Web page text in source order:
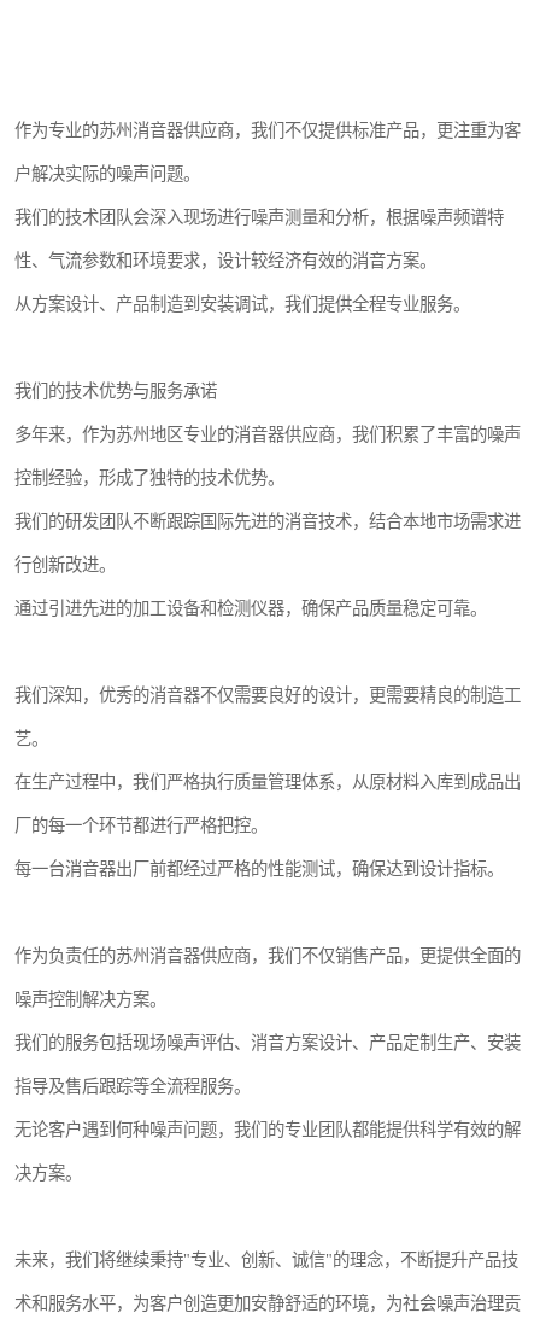
作为专业的苏州消音器供应商，我们不仅提供标准产品，更注重为客
户解决实际的噪声问题。
我们的技术团队会深入现场进行噪声测量和分析，根据噪声频谱特
性、气流参数和环境要求，设计较经济有效的消音方案。
从方案设计、产品制造到安装调试，我们提供全程专业服务。
我们的技术优势与服务承诺
多年来，作为苏州地区专业的消音器供应商，我们积累了丰富的噪声
控制经验，形成了独特的技术优势。
我们的研发团队不断跟踪国际先进的消音技术，结合本地市场需求进
行创新改进。
通过引进先进的加工设备和检测仪器，确保产品质量稳定可靠。
我们深知，优秀的消音器不仅需要良好的设计，更需要精良的制造工
艺。
在生产过程中，我们严格执行质量管理体系，从原材料入库到成品出
厂的每一个环节都进行严格把控。
每一台消音器出厂前都经过严格的性能测试，确保达到设计指标。
作为负责任的苏州消音器供应商，我们不仅销售产品，更提供全面的
噪声控制解决方案。
我们的服务包括现场噪声评估、消音方案设计、产品定制生产、安装
指导及售后跟踪等全流程服务。
无论客户遇到何种噪声问题，我们的专业团队都能提供科学有效的解
决方案。
未来，我们将继续秉持"专业、创新、诚信"的理念，不断提升产品技
术和服务水平，为客户创造更加安静舒适的环境，为社会噪声治理贡